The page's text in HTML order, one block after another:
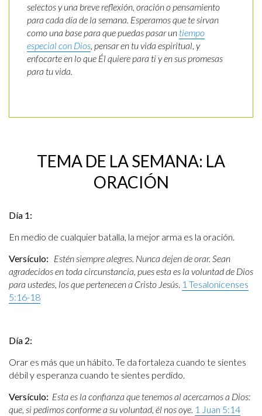
selectos y una breve reflexión, oración o pensamiento
para cada día de la semana. Esperamos que te sirvan
como una base para que puedas pasar un tiempo
especial con Dios, pensar en tu vida espiritual, y
enfocarte en lo que Él quiere para ti y en sus promesas
para tu vida.
TEMA DE LA SEMANA: LA
ORACIÓN
Día 1:
En medio de cualquier batalla, la mejor arma es la oración.
Versículo: Estén siempre alegres. Nunca dejen de orar. Sean
agradecidos en toda circunstancia, pues esta es la voluntad de Dios
para ustedes, los que pertenecen a Cristo Jesús. 1 Tesalonicenses
5:16-18
Día 2:
Orar es más que un hábito. Te da fortaleza cuando te sientes
débil y esperanza cuando te sientes perdido.
Versículo: Esta es la confianza que tenemos al acercarnos a Dios:
que, si pedimos conforme a su voluntad, él nos oye. 1 Juan 5:14